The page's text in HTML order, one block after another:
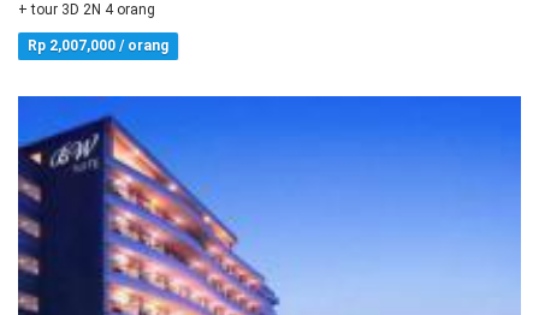
+ tour 3D 2N 4 orang
Rp 2,007,000 / orang